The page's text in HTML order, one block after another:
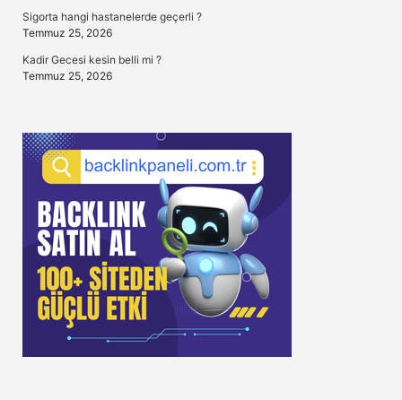
Sigorta hangi hastanelerde geçerli ?
Temmuz 25, 2026
Kadir Gecesi kesin belli mi ?
Temmuz 25, 2026